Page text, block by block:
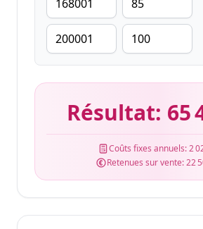
Résultat: 65
Coûts fixes annuels:2
Retenues sur vente:22